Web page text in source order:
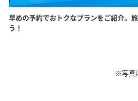
早めの予約でおトクなプランをご紹介。
う！
※写真